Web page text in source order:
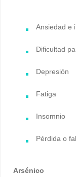
Ansiedad e
Dificultad
Depresión
Fatiga
Insomnio
Pérdida o
Arsénico